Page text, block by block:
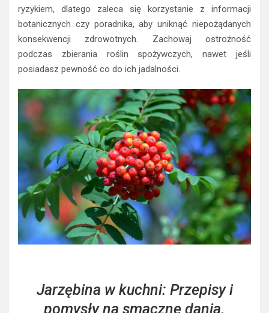
ryzykiem, dlatego zaleca się korzystanie z informacji
botanicznych czy poradnika, aby uniknąć niepożądanych
konsekwencji zdrowotnych. Zachowaj ostrożność
podczas zbierania roślin spożywczych, nawet jeśli
posiadasz pewność co do ich jadalności.
Jarzębina w kuchni: Przepisy i
pomysły na smaczne dania.